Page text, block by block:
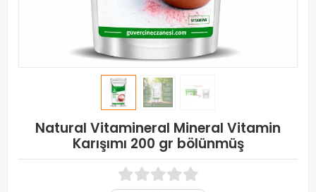
Natural Vitamineral Mineral Vitamin
Karışımı 200 gr bölünmüş